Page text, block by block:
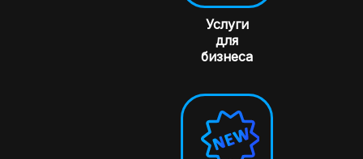
Услуги
для
бизнеса